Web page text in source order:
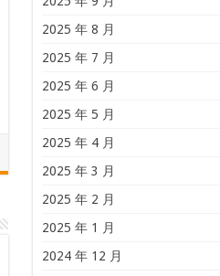
2025 年 8 月
2025 年 7 月
2025 年 6 月
2025 年 5 月
2025 年 4 月
2025 年 3 月
2025 年 2 月
2025 年 1 月
2024 年 12 月